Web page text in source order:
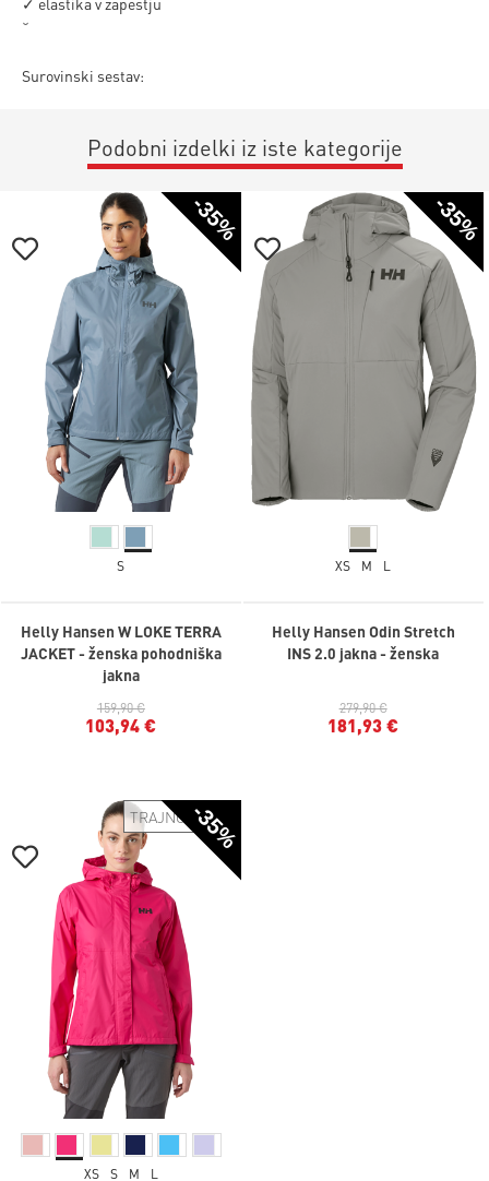
˘
Surovinski sestav:
Podobni izdelki iz iste kategorije
-35%
S
Helly Hansen W LOKE TERRA
JACKET - ženska pohodniška
jakna
159,90 €
103,94 €
-35%
XS M L
Helly Hansen Odin Stretch
INS 2.0 jakna - ženska
279,90 €
181,93 €
-35%
TRAJNOSTNO
XS S M L